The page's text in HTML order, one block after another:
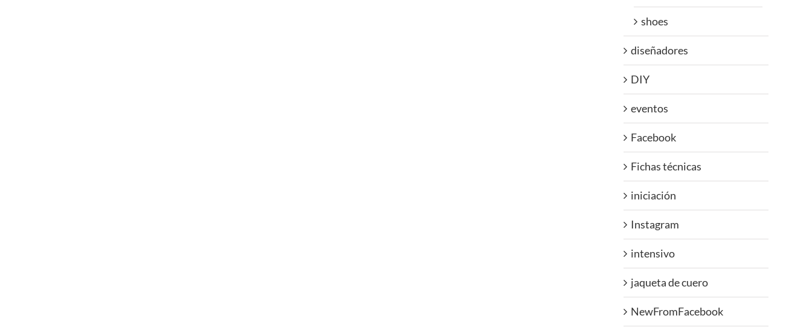
shoes
diseñadores
DIY
eventos
Facebook
Fichas técnicas
iniciación
Instagram
intensivo
jaqueta de cuero
NewFromFacebook